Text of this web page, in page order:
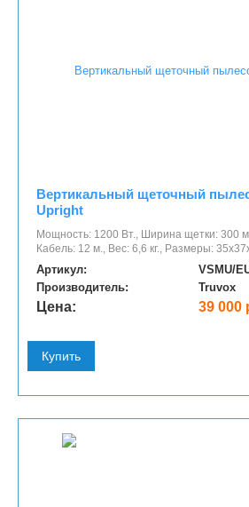
Вертикальный щеточный
Upright
Мощность: 1200 Вт., Ширина щетки: 300
Кабель: 12 м., Вес: 6,6 кг., Размеры:
Артикул:
VSMU/
Производитель:
Truvox
Цена: 39 000
Купить